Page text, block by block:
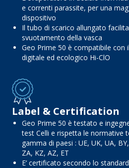
e correnti parassite, per una
dispositivo
Il tubo di scarico allungato
svuotamento della vasca
Geo Prime 50 è compatibile con
digitale ed ecologico Hi-ClO
Label & Certification
Geo Prime 50 è testato e
test Celli e rispetta le normative
gamma di paesi : UE, UK, UA,
ZA, KZ, AZ, ET
E’ certificato secondo lo